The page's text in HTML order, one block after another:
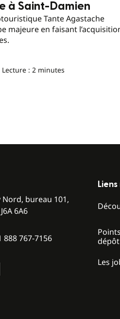
à Saint-Damien
Tante Agastache
majeure en faisant
Lecture : 2 minutes
bureau 101,
6A6
888 767-7156
dépôt
Les